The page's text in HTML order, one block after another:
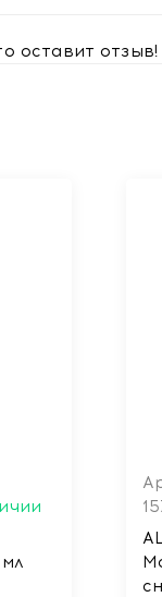
оставит отзыв!